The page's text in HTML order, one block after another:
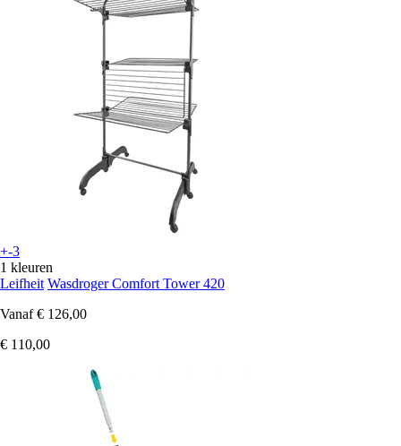
+-3
1 kleuren
Leifheit Wasdroger Comfort Tower 420
Vanaf € 126,00
€ 110,00